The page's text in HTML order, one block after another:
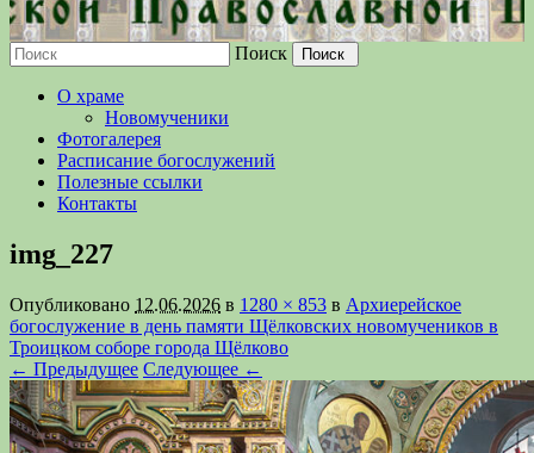
Православной Церкви
Поиск
О храме
Новомученики
Фотогалерея
Расписание богослужений
Полезные ссылки
Контакты
img_227
Опубликовано 12.06.2026 в 1280 × 853 в Архиерейское
богослужение в день памяти Щёлковских новомучеников в
Троицком соборе города Щёлково
← Предыдущее Следующее ←